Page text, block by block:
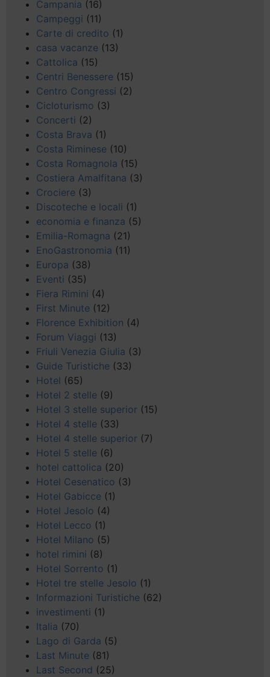
Campania (16)
Campeggi (11)
Carte di credito (1)
casa vacanze (13)
Cattolica (15)
Centri Benessere (15)
Centro Congressi (2)
Cicloturismo (3)
Concerti (2)
Costa Brava (1)
Costa Riminese (10)
Costa Romagnola (15)
Costiera Amalfitana (3)
Crociere (3)
Discoteche e locali (1)
economia e finanza (5)
Emilia-Romagna (21)
EnoGastronomia (11)
Europa (38)
Eventi (35)
Fiera Rimini (4)
First Minute (12)
Florence Exhibition (4)
Forum Viaggi (13)
Friuli Venezia Giulia (3)
Guide Turistiche (33)
Hotel (65)
Hotel 2 stelle (9)
Hotel 3 stelle superior (15)
Hotel 4 stelle (33)
Hotel 4 stelle superior (7)
Hotel 5 stelle (6)
hotel cattolica (20)
Hotel Cesenatico (3)
Hotel Gabicce (1)
Hotel Jesolo (4)
Hotel Lecco (1)
Hotel Milano (5)
hotel rimini (8)
Hotel Sorrento (1)
Hotel tre stelle Jesolo (1)
Informazioni Turistiche (62)
investimenti (1)
Italia (70)
Lago di Garda (5)
Last Minute (81)
Last Second (25)